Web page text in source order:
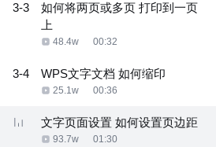
3-3
如何将两页或多页 打印到一页
上
48.4w 00:32
3-4 WPS文字文档 如何缩印
25.1w 00:36
文字页面设置 如何设置页边距
93.7w 01:30